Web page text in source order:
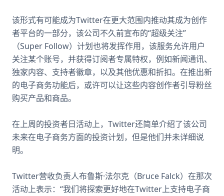
该形式有可能成为Twitter在更大范围内推动其成为创作
者平台的一部分，该公司不久前宣布的“超级关注”
（Super Follow）计划也将发挥作用，该服务允许用户
关注某个账号，并获得订阅者专属特权，例如新闻通讯、
独家内容、支持者徽章，以及其他优惠和折扣。在推出新
的电子商务功能后，或许可以让这些内容创作者引导粉丝
购买产品和商品。
在上周的投资者日活动上，Twitter还简单介绍了该公司
未来在电子商务方面的投资计划，但是他们并未详细说
明。
Twitter营收负责人布鲁斯·法尔克（Bruce Falck）在那次
活动上表示：“我们将探索更好地在Twitter上支持电子商